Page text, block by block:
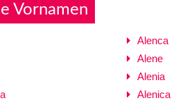
Vornamen
Alenca
Alene
Alenia
Alenica